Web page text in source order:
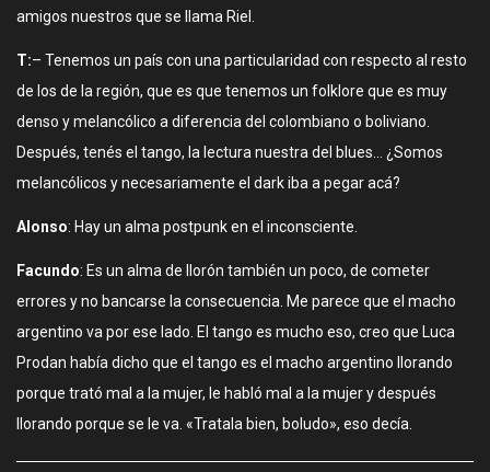
amigos nuestros que se llama Riel.
T:– Tenemos un país con una particularidad con respecto al resto
de los de la región, que es que tenemos un folklore que es muy
denso y melancólico a diferencia del colombiano o boliviano.
Después, tenés el tango, la lectura nuestra del blues… ¿Somos
melancólicos y necesariamente el dark iba a pegar acá?
Alonso: Hay un alma postpunk en el inconsciente.
Facundo: Es un alma de llorón también un poco, de cometer
errores y no bancarse la consecuencia. Me parece que el macho
argentino va por ese lado. El tango es mucho eso, creo que Luca
Prodan había dicho que el tango es el macho argentino llorando
porque trató mal a la mujer, le habló mal a la mujer y después
llorando porque se le va. «Tratala bien, boludo», eso decía.